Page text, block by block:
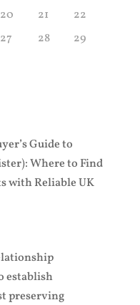
20 21
22
27 28
29
Guide to
Where to Find
with Reliable UK
establish
preserving